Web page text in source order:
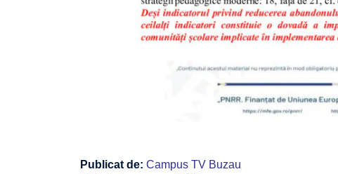
Publicat de: Campus TV Buzau